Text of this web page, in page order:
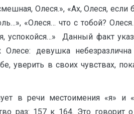
Олеся.», «Ах, Олеся,
«Олеся… что с тобой?
успокойся…» Данный факт
Олесе: девушка
уверить в своих чувствах,
в речи местоимения «я» и
раз: 157 к 164. Это говорит